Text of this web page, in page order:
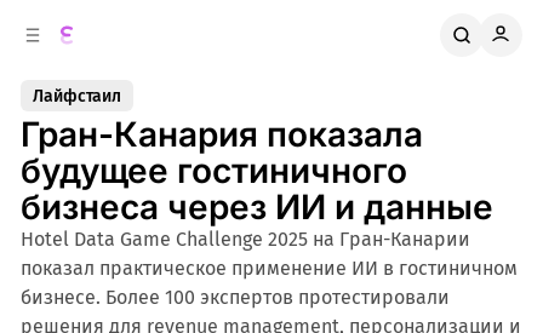
Лайфстаил
Гран-Канария показала
будущее гостиничного
бизнеса через ИИ и данные
Hotel Data Game Challenge 2025 на Гран-Канарии
показал практическое применение ИИ в гостиничном
бизнесе. Более 100 экспертов протестировали
решения для revenue management, персонализации и